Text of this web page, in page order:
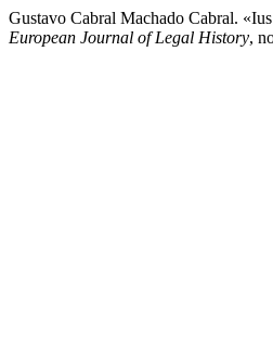
Gustavo Cabral Machado Cabral.
European Journal of Legal History,